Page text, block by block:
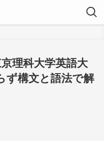
京理科大学英語大
ず構文と語法で解